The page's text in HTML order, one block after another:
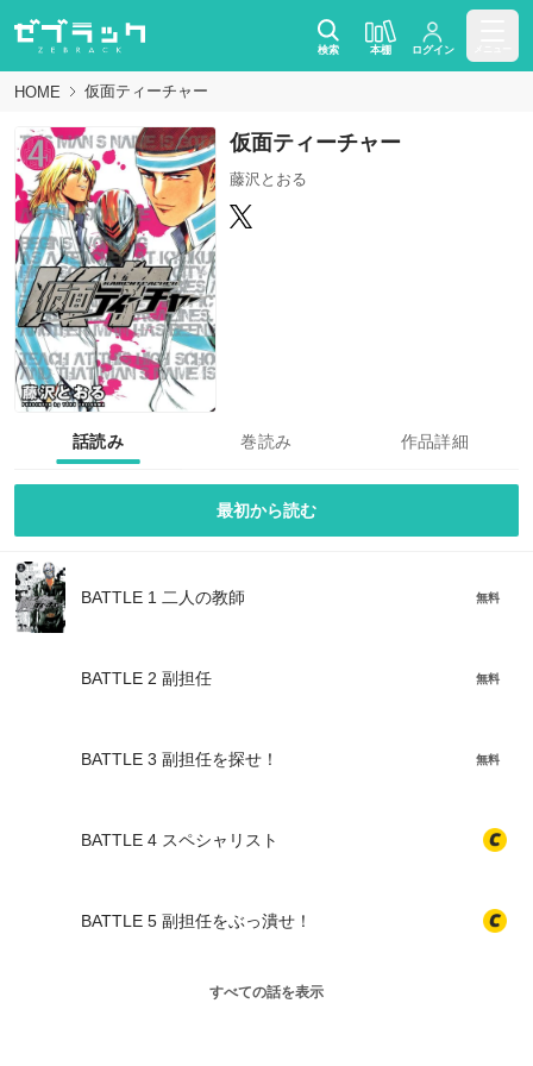
検索 本棚 ログイン
HOME 仮面ティーチャー
仮面ティーチャー
藤沢とおる
話読み 巻読み 作品詳細
最初から読む
BATTLE 1 二人の教師 無料
BATTLE 2 副担任 無料
BATTLE 3 副担任を探せ！ 無料
BATTLE 4 スペシャリスト
BATTLE 5 副担任をぶっ潰せ！
すべての話を表示